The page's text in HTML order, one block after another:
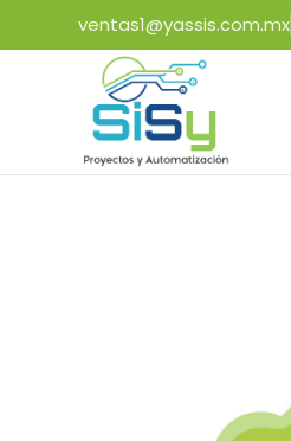
ventas1@yassis.com.mx